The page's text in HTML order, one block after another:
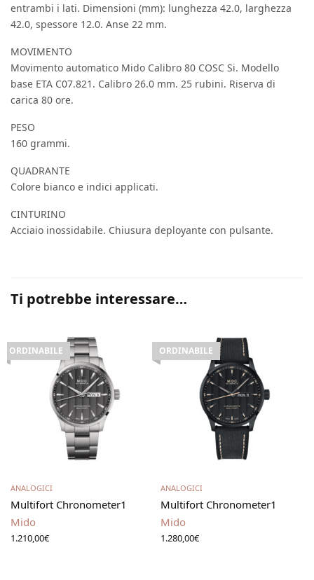
entrambi i lati. Dimensioni (mm): lunghezza 42.0, larghezza
42.0, spessore 12.0. Anse 22 mm.
MOVIMENTO
Movimento automatico Mido Calibro 80 COSC Si. Modello
base ETA C07.821. Calibro 26.0 mm. 25 rubini. Riserva di
carica 80 ore.
PESO
160 grammi.
QUADRANTE
Colore bianco e indici applicati.
CINTURINO
Acciaio inossidabile. Chiusura deployante con pulsante.
Ti potrebbe interessare…
ORDINABILE
ANALOGICI
Multifort Chronometer1
Mido
1.210,00€
ORDINABILE
ANALOGICI
Multifort Chronometer1
Mido
1.280,00€